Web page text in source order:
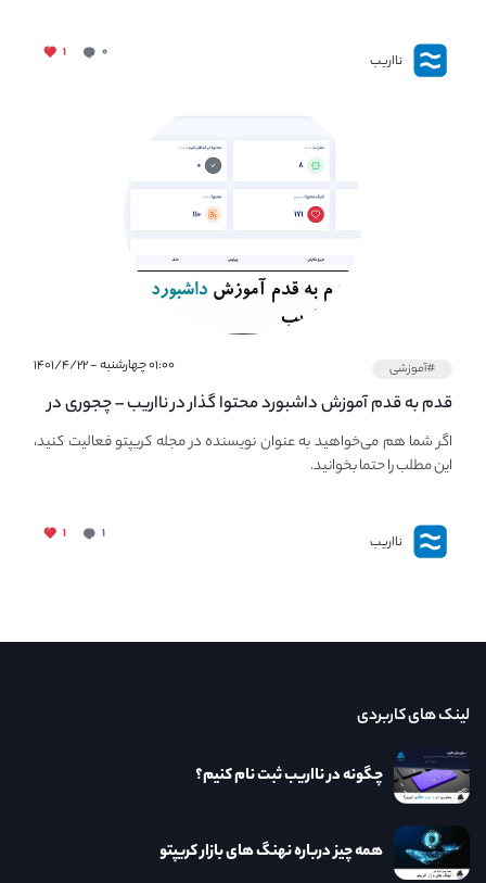
نااریب ۰ ۱
#آموزشی ۰۱:۰۰ چهارشنبه - ۱۴۰۱/۴/۲۲
قدم به قدم آموزش داشبورد محتوا گذار در نااریب – چجوری در
نااریب محتوا بگذاریم؟
اگر شما هم می‌خواهید به عنوان نویسنده در مجله کریپتو فعالیت کنید،
این مطلب را حتما بخوانید.
نااریب ۱ ۱
لینک های کاربردی
چگونه در نااریب ثبت نام کنیم؟
همه چیز درباره نهنگ های بازار کریپتو